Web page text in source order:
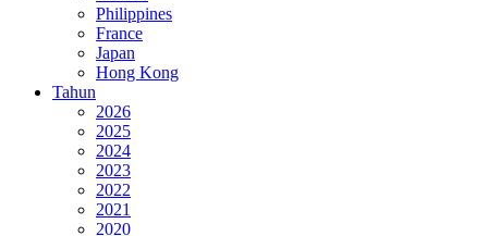
Philippines
France
Japan
Hong Kong
Tahun
2026
2025
2024
2023
2022
2021
2020